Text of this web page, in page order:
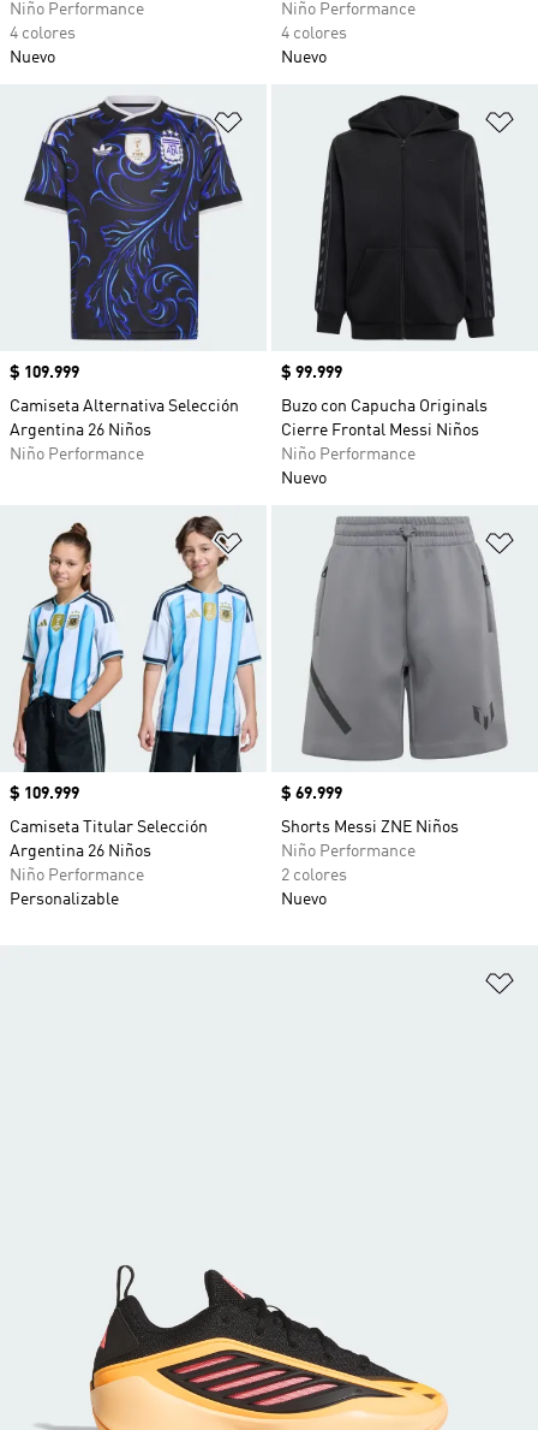
Niño Performance
4 colores
Nuevo
Niño Performance
4 colores
Nuevo
Añadir a la lista de deseos
Precio
$ 109.999
Camiseta Alternativa Selección
Argentina 26 Niños
Niño Performance
Precio
$ 99.999
Buzo con Capucha Originals
Cierre Frontal Messi Niños
Niño Performance
Nuevo
Añadir a la lista de deseos
Precio
$ 109.999
Camiseta Titular Selección
Argentina 26 Niños
Niño Performance
Personalizable
Precio
$ 69.999
Shorts Messi ZNE Niños
Niño Performance
2 colores
Nuevo